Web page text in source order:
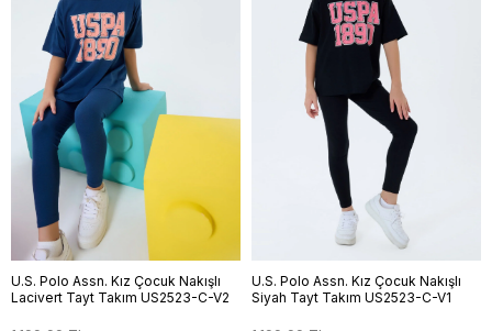
U.S. Polo Assn. Kız Çocuk Nakışlı
Lacivert Tayt Takım US2523-C-V2
U.S. Polo Assn. Kız Çocuk Nakışlı
Siyah Tayt Takım US2523-C-V1